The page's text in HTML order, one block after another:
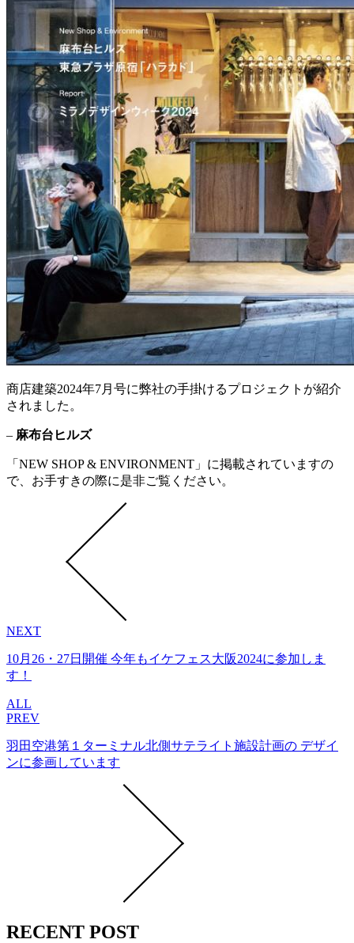
商店建築2024年7月号に弊社の手掛けるプロジェクトが紹介
されました。
– 麻布台ヒルズ
「NEW SHOP & ENVIRONMENT」に掲載されていますの
で、お手すきの際に是非ご覧ください。
NEXT
10月26・27日開催 今年もイケフェス大阪2024に参加しま
す！
ALL
PREV
羽田空港第１ターミナル北側サテライト施設計画の デザイ
ンに参画しています
RECENT POST